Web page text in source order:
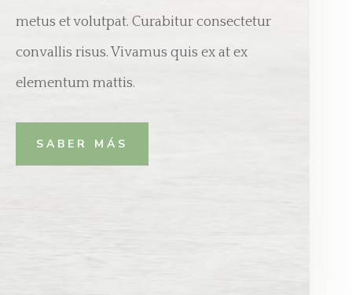
metus et volutpat. Curabitur consectetur
convallis risus. Vivamus quis ex at ex
elementum mattis.
SABER MÁS